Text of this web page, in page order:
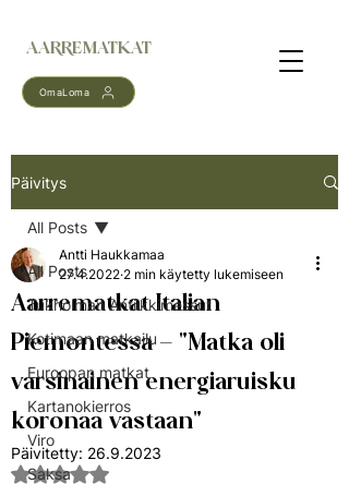
OmaLoma
AARREMATKAT
Päivitys
All Posts
Tukholman Antiikkimessut
Kotimaan matkailu
Euroopan matkat
Kartanokierros
Viro
Saksa
All Posts
Aarrematkat Italian
Piemontessa – "Matka oli
varsinainen energiaruisku
koronaa vastaan"
Antti Haukkamaa
27.4.2022 2 min käytetty lukemiseen
Päivitetty: 26.9.2023
Arvostelun tähtimäärä: epäluku/5